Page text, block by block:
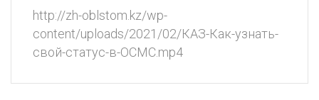
http://zh-oblstom.kz/wp-
content/uploads/2021/02/КАЗ-Как-узнать-
свой-статус-в-ОСМС.mp4